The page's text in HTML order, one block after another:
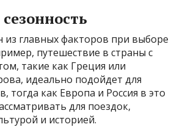
главных факторов при выборе
путешествие в страны с
такие как Греция или
идеально подойдет для
тогда как Европа и Россия в это
для поездок,
и историей.